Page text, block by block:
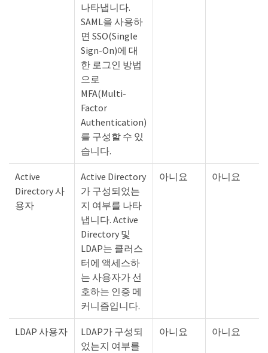
나타냅니다.
SAML을 사용하
면 SSO(Single
Sign-On)에 대
한 로그인 방법
으로
MFA(Multi-
Factor
Authentication)
를 구성할 수 있
습니다.
Active
Directory 사
용자
Active Directory
가 구성되었는
지 여부를 나타
냅니다. Active
Directory 및
LDAP는 클러스
터에 액세스하
는 사용자가 선
호하는 인증 메
커니즘입니다.
아니요 아니요
LDAP 사용자
LDAP가 구성되
었는지 여부를
아니요 아니요